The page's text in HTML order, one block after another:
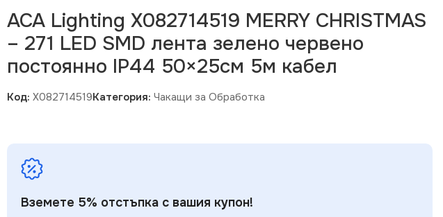
ACA Lighting X082714519 MERRY CHRISTMAS
– 271 LED SMD лента зелено червено
постоянно IP44 50×25см 5м кабел
Код: X082714519Категория: Чакащи за Обработка
Вземете 5% отстъпка с вашия купон!